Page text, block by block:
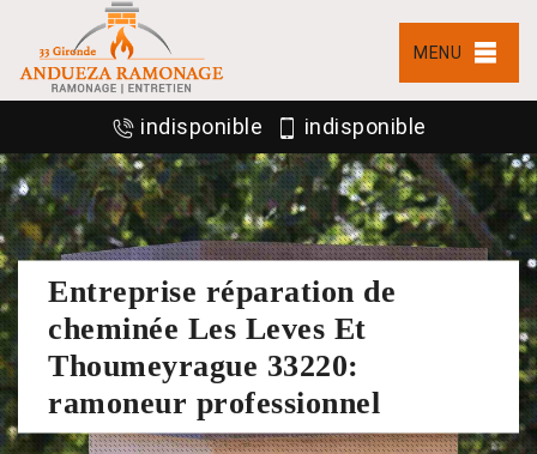
MENU
indisponible indisponible
Entreprise réparation de
cheminée Les Leves Et
Thoumeyrague 33220:
ramoneur professionnel